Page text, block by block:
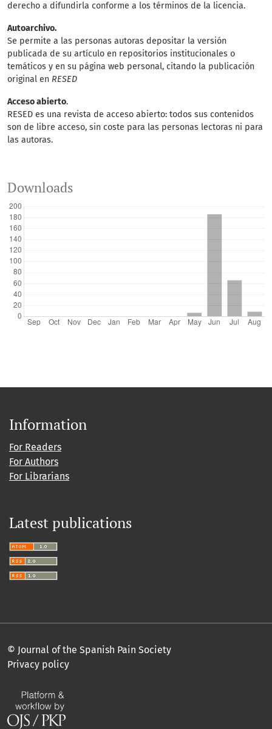
derecho a difundirla conforme a los términos de la licencia.
Autoarchivo.
Se permite a las personas autoras depositar la versión
publicada de su artículo en repositorios institucionales o
temáticos y en su página web personal, citando la publicación
original en RESED
Acceso abierto.
RESED es una revista de acceso abierto: todos sus contenidos
son de libre acceso, sin coste para las personas lectoras ni para
las autoras.
Downloads
Information
For Readers
For Authors
For Librarians
Latest publications
© Journal of the Spanish Pain Society
Privacy policy